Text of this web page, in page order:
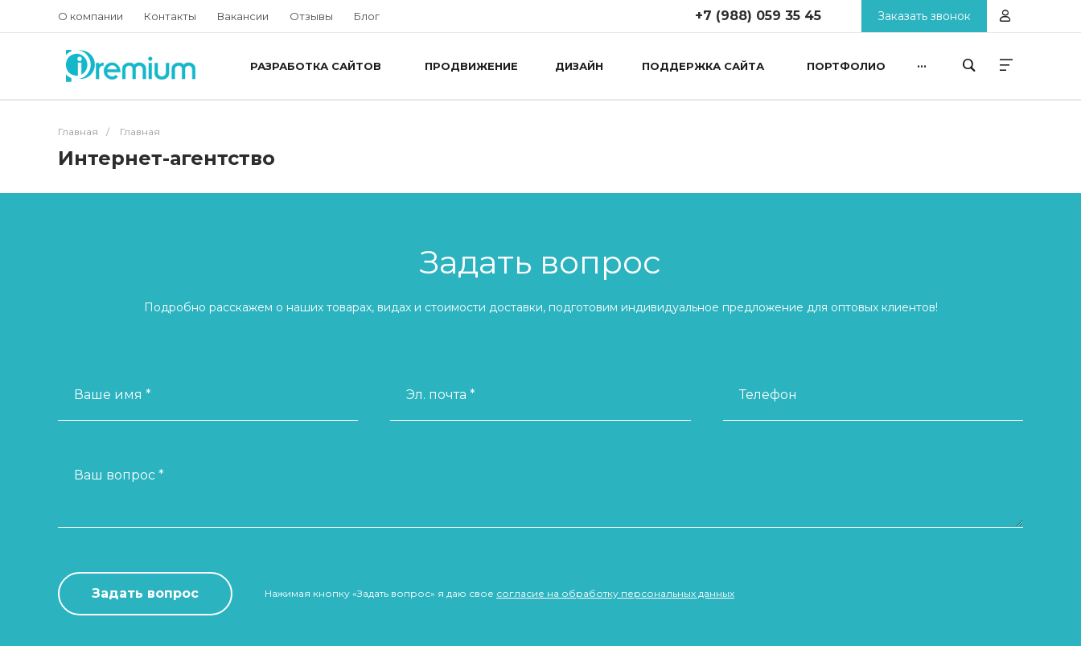
О компании Контакты Вакансии Отзывы Блог +7 (988) 059 35 45 Заказать звонок
РАЗРАБОТКА САЙТОВ ПРОДВИЖЕНИЕ ДИЗАЙН ПОДДЕРЖКА САЙТА ПОРТФОЛИО ...
Главная / Главная
Интернет-агентство
Задать вопрос
Подробно расскажем о наших товарах, видах и стоимости доставки, подготовим индивидуальное предложение для оптовых клиентов!
Ваше имя * Эл. почта * Телефон
Ваш вопрос *
Нажимая кнопку «Задать вопрос» я даю свое согласие на обработку персональных данных